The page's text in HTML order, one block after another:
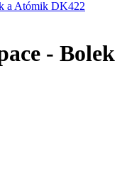
- Bolek